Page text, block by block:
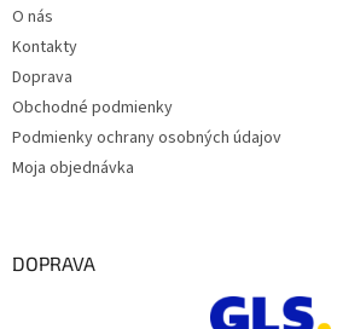
O nás
Kontakty
Doprava
Obchodné podmienky
Podmienky ochrany osobných údajov
Moja objednávka
DOPRAVA